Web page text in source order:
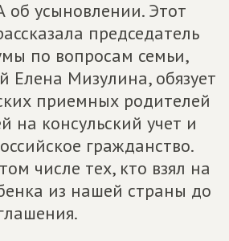
об усыновлении. Этот
председатель
по вопросам семьи,
Елена Мизулина, обязует
приемных родителей
на консульский учет и
гражданство.
числе тех, кто взял на
из нашей страны до